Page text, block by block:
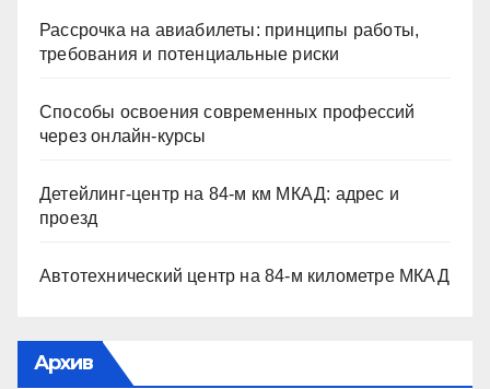
Рассрочка на авиабилеты: принципы работы,
требования и потенциальные риски
Способы освоения современных профессий
через онлайн-курсы
Детейлинг-центр на 84-м км МКАД: адрес и
проезд
Автотехнический центр на 84-м километре МКАД
Архив